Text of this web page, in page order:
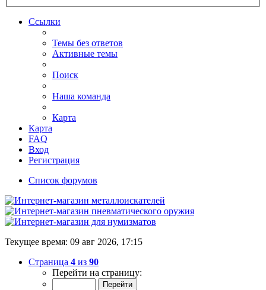
Ссылки
Темы без ответов
Активные темы
Поиск
Наша команда
Карта
Карта
FAQ
Вход
Регистрация
Список форумов
Текущее время: 09 авг 2026, 17:15
Страница 4 из 90
Перейти на страницу: